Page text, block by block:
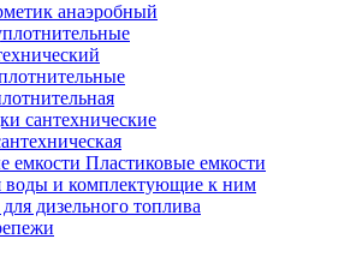
анаэробный
сантехнические
Пластиковые емкости
воды и комплектующие к ним
дизельного топлива